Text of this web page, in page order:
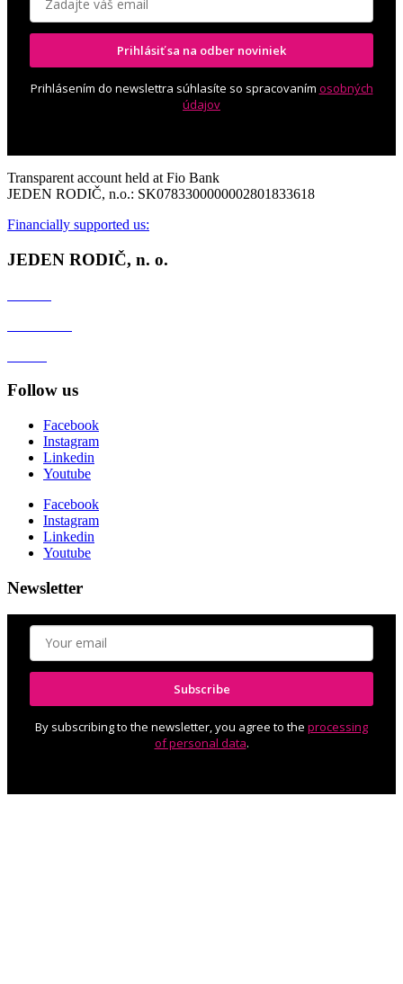
Prihlásiť sa na odber noviniek
Prihlásením do newslettra súhlasíte so spracovaním osobných
údajov
Transparent account held at Fio Bank
JEDEN RODIČ, n.o.: SK0783300000002801833618
Financially supported us:
JEDEN RODIČ, n. o.
Follow us
Facebook
Instagram
Linkedin
Youtube
Facebook
Instagram
Linkedin
Youtube
Newsletter
Subscribe
By subscribing to the newsletter, you agree to the processing
of personal data.